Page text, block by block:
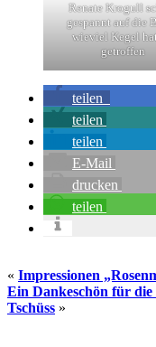
Renate Krogull
gespannt auf die
wieviel Kegel
getroffen
teilen
teilen
teilen
E-Mail
drucken
teilen
« Impressionen
Ein Dankeschön für
Tschüss »